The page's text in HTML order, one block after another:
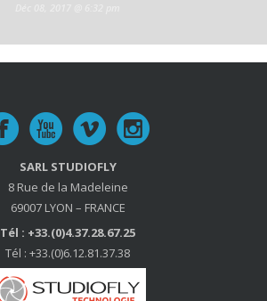
SARL STUDIOFLY
8 Rue de la Madeleine
69007 LYON – FRANCE
Tél : +33.(0)4.37.28.67.25
Tél : +33.(0)6.12.81.37.38